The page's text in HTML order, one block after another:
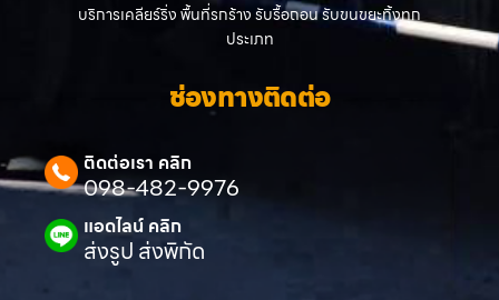
บริการเคลียร์ริ่ง พื้นที่รกร้าง รับรื้อถอน รับขนขยะทิ้งทุก
ประเภท
ช่องทางติดต่อ
ติดต่อเรา คลิก
098-482-9976
แอดไลน์ คลิก
ส่งรูป ส่งพิกัด